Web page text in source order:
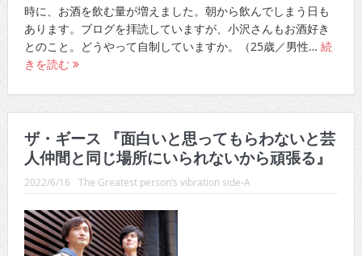
あります。ブログを拝読していますが、小沢さんもお酒好き
とのこと。どうやって自制していますか。（25歳／男性…続
きを読む
ザ・ギース 『面白いと思ってもらわないと芸
人仲間と同じ場所にいられないから頑張る』